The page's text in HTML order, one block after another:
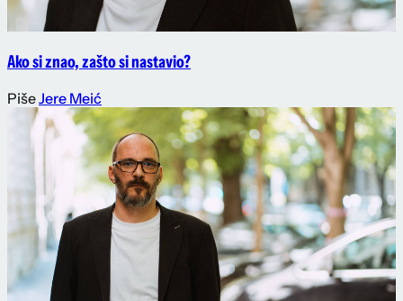
Ako si znao, zašto si nastavio?
PišeJere Meić